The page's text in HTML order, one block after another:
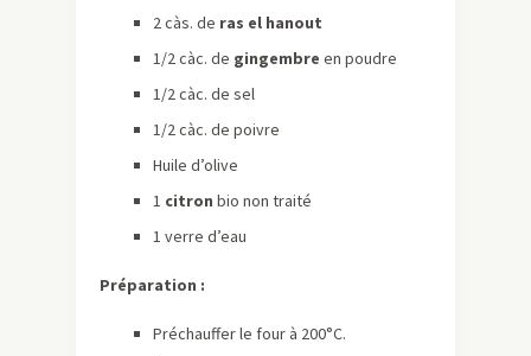
2 càs. de ras el hanout
1/2 càc. de gingembre en poudre
1/2 càc. de sel
1/2 càc. de poivre
Huile d’olive
1 citron bio non traité
1 verre d’eau
Préparation :
Préchauffer le four à 200°C.